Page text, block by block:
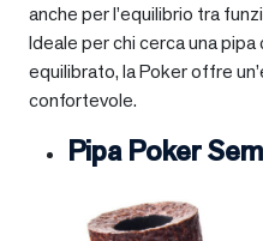
anche per l’equilibrio tra
Ideale per chi cerca una
equilibrato, la Poker offre
confortevole.
Pipa Poker